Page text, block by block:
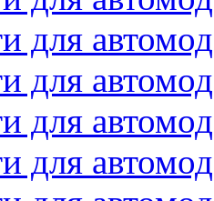
для
для
для
для